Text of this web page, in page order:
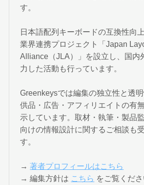
す。
日本語配列キーボードの互換性向
業界連携プロジェクト「Japan
Alliance（JLA）」を設立し、国内
力した活動も行っています。
Greenkeysでは編集の独立性と透
供品・広告・アフィリエイトの有
示しています。取材・執筆・製品
向けの情報設計に関するご相談も
す。
→著者プロフィールはこちら
→ 編集方針は こちら をご覧くださ